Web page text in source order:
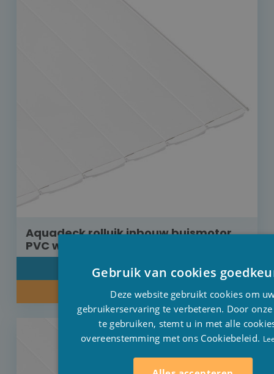
Aquadeck rolluik inbouw buismotor
PVC wit 8 m x 4,5 m
DETAIL
INFORMEER NAAR ONZE PRIJS
Gebruik van cookies
Deze website gebruikt cookies om
gebruikerservaring te verbeteren. Door
te gebruiken, stemt u in met alle
overeenstemming met ons Cookiebeleid.